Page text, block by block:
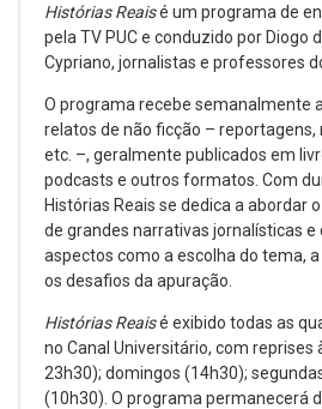
Histórias Reaisé um programa de
pela TV PUC e conduzido por Diogo
Cypriano, jornalistas e professores
O programa recebe semanalmente
relatos de não ficção –
etc. –, geralmente publicados em
podcasts e outros formatos. Com
Histórias Reais se dedica a abordar
de grandes narrativas jornalísticas
aspectos como a escolha do tema,
os desafios da apuração.
Histórias Reaisé exibido todas as
no Canal Universitário, com reprises
23h30); domingos (14h30);
(10h30). O programa permanecerá